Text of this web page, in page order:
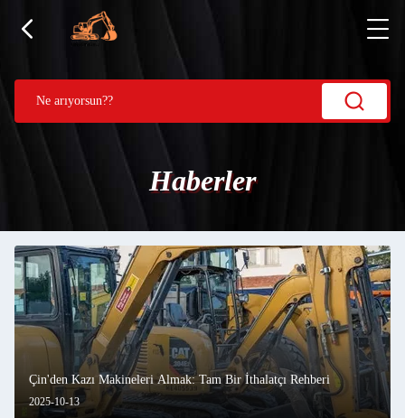
Haberler
2025-10-13
Çin'den Kazı Makineleri Almak: Tam Bir İthalatçı Rehberi